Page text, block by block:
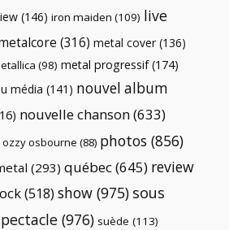
(146) iron maiden (109) live
(316) metal cover (136)
(98) metal progressif(174)
média (141) nouvel album
nouvelle chanson(633)
ozzy osbourne (88) photos (856)
(293) québec(645) review
(518) show (975) sous
(976) suède (113)